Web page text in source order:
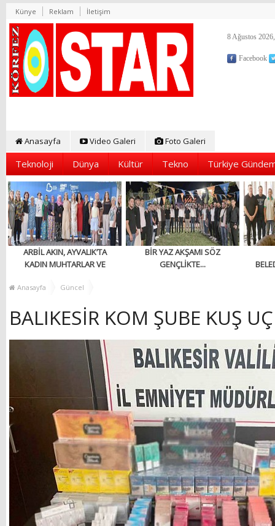
Künye Reklam İletişim
8 Ağustos
Facebook
Anasayfa Video Galeri Foto Galeri
Teknoloji Dünya Kültür Tekno Türkiye
ARBİL AKIN, AYVALIK’TA
KADIN MUHTARLAR VE
BULUŞTU
BİR YAZ AKŞAMI SÖZ
GENÇLİKTE...
Anasayfa Güncel
BALIKESİR KOM ŞUBE KUŞ